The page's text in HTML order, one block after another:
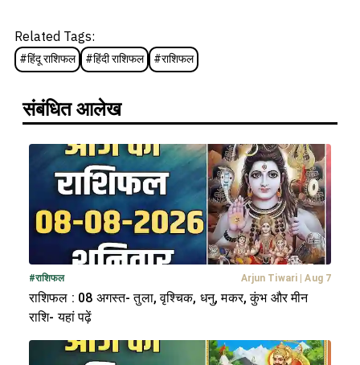
Related Tags:
#हिंदू राशिफल #हिंदी राशिफल #राशिफल
संबंधित आलेख
#राशिफल Arjun Tiwari | Aug 7
राशिफल : 08 अगस्त- तुला, वृश्चिक, धनु, मकर, कुंभ और मीन
राशि- यहां पढ़ें